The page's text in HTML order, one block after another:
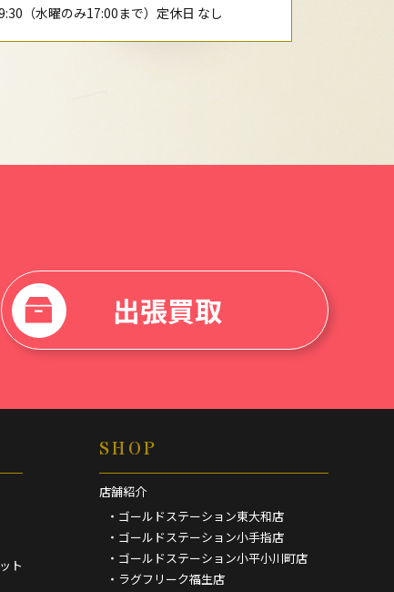
（水曜のみ17:00まで）定休日 なし
出張買取
ト
SHOP
店舗紹介
・ゴールドステーション東大和店
・ゴールドステーション小手指店
・ゴールドステーション小平小川町店
・ラグフリーク福生店